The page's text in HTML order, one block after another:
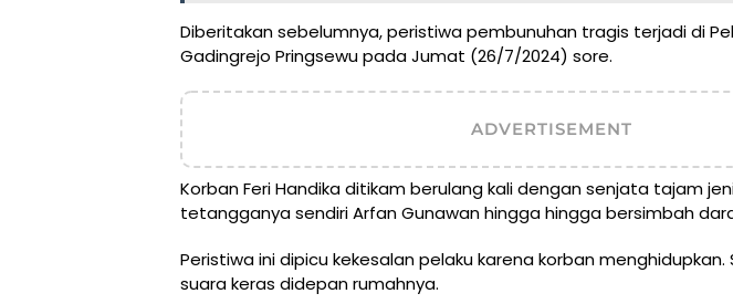
Diberitakan sebelumnya, peristiwa pembunuhan tragis terjadi di
Gadingrejo Pringsewu pada Jumat (26/7/2024) sore.
ADVERTISEMENT
Korban Feri Handika ditikam berulang kali dengan senjata tajam
tetangganya sendiri Arfan Gunawan hingga hingga bersimbah
Peristiwa ini dipicu kekesalan pelaku karena korban
suara keras didepan rumahnya.